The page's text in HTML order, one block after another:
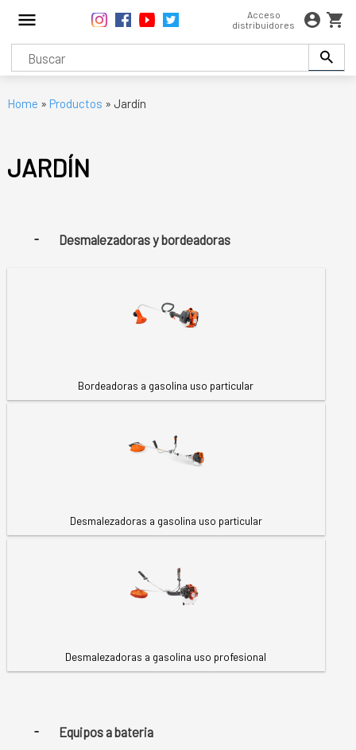
Acceso
distribuidores
Home » Productos » Jardín
JARDÍN
Desmalezadoras y bordeadoras
Bordeadoras a gasolina uso particular
Desmalezadoras a gasolina uso particular
Desmalezadoras a gasolina uso profesional
Equipos a bateria